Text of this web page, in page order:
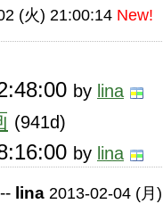
(火) 21:00:14 New!
by lina
(941d)
by lina
lina 2013-02-04 (